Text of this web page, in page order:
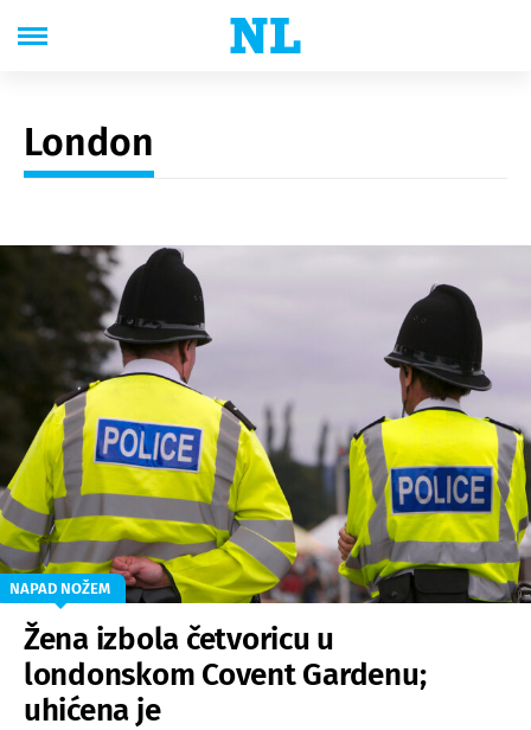
London
NAPAD NOŽEM
Žena izbola četvoricu u
londonskom Covent Gardenu;
uhićena je